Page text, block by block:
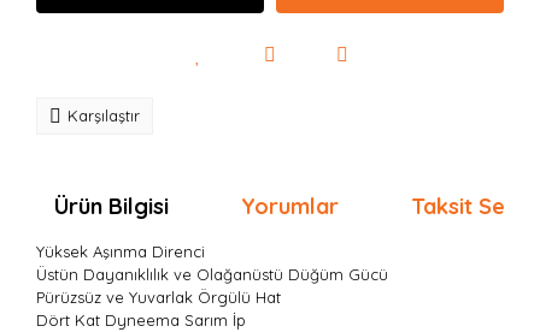
Karşılaştır
Ürün Bilgisi Yorumlar Taksit
Yüksek Aşınma Direnci
Üstün Dayanıklılık ve Olağanüstü Düğüm Gücü
Pürüzsüz ve Yuvarlak Örgülü Hat
Dört Kat Dyneema Sarım İp